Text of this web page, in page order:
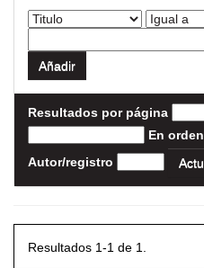
Resultados por página
En orden
Autor/registro
Resultados 1-1 de 1.